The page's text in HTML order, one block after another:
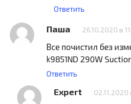
Ответить
Паша 26.10.2020 в
Все почистил без
k9851ND 290W
Ответить
Expert 02.11.2020